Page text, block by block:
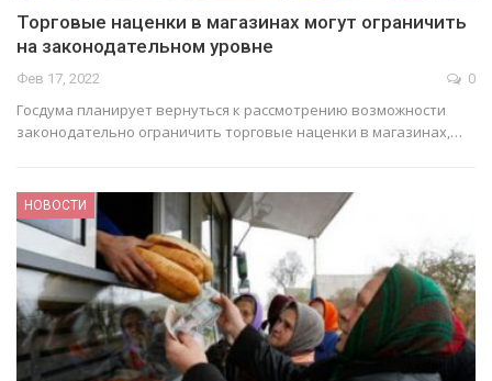
Торговые наценки в магазинах могут ограничить
на законодательном уровне
Фев 17, 2022 0
Госдума планирует вернуться к рассмотрению возможности
законодательно ограничить торговые наценки в магазинах,…
НОВОСТИ